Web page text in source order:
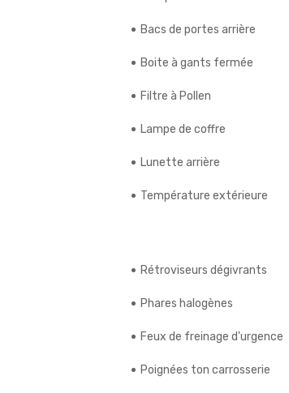
Bacs de portes arrière
Boite à gants fermée
Filtre à Pollen
Lampe de coffre
Lunette arrière
Température extérieure
Rétroviseurs dégivrants
Phares halogènes
Feux de freinage d'urgence
Poignées ton carrosserie